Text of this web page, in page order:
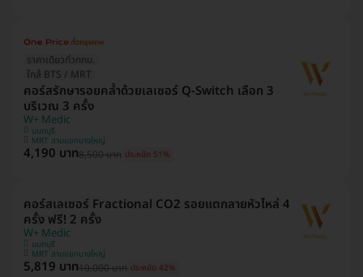
ราคาเดียวทั่วกทม.
ใกล้ BTS / MRT
คอร์สรักษารอยคล้ำด้วยเลเซอร์ Q-Switch เลือก 3
บริเวณ 3 ครั้ง
W+ Medic
นนทบุรี
MRT สามแยกบางใหญ่
4,190 บาท8,500 บาท ประหยัด 51%
คอร์สเลเซอร์ Fractional CO2 รอยแตกลายหัวไหล่ 4
ครั้ง ฟรี! 2 ครั้ง
W+ Medic
นนทบุรี
MRT สามแยกบางใหญ่
5,819 บาท10,000 บาท ประหยัด 42%